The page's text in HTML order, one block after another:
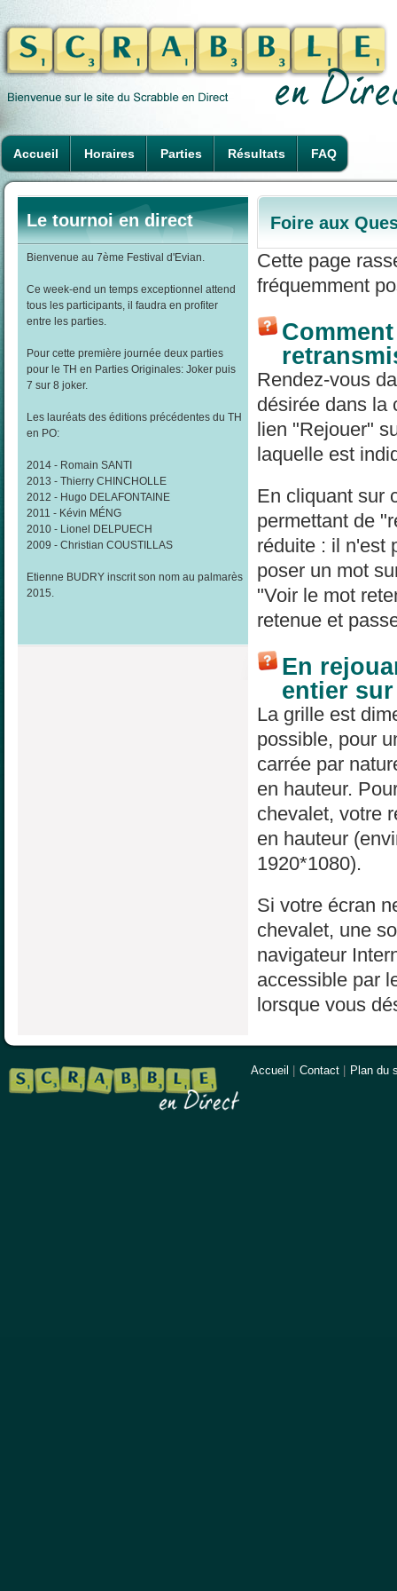
Accueil Horaires Parties Résultats FAQ
Le tournoi en direct
Bienvenue au 7ème Festival d'Evian.
Ce week-end un temps exceptionnel attend
tous les participants, il faudra en profiter
entre les parties.
Pour cette première journée deux parties
pour le TH en Parties Originales: Joker puis
7 sur 8 joker.
Les lauréats des éditions précédentes du TH
en PO:
2014 - Romain SANTI
2013 - Thierry CHINCHOLLE
2012 - Hugo DELAFONTAINE
2011 - Kévin MÉNG
2010 - Lionel DELPUECH
2009 - Christian COUSTILLAS
Etienne BUDRY inscrit son nom au palmarès
2015.
Foire aux
Cette page
fréquemment
Rendez-vous
désirée dans la
lien "Rejouer"
laquelle est
En cliquant sur
permettant de
réduite : il n'est
poser un mot
"Voir le mot
retenue et
En
entier
La grille est
possible, pour
carrée par
en hauteur.
chevalet, votre
en hauteur
1920*1080).
Si votre écran
chevalet, une
navigateur
accessible par
lorsque vous
Accueil | Contact | Plan du